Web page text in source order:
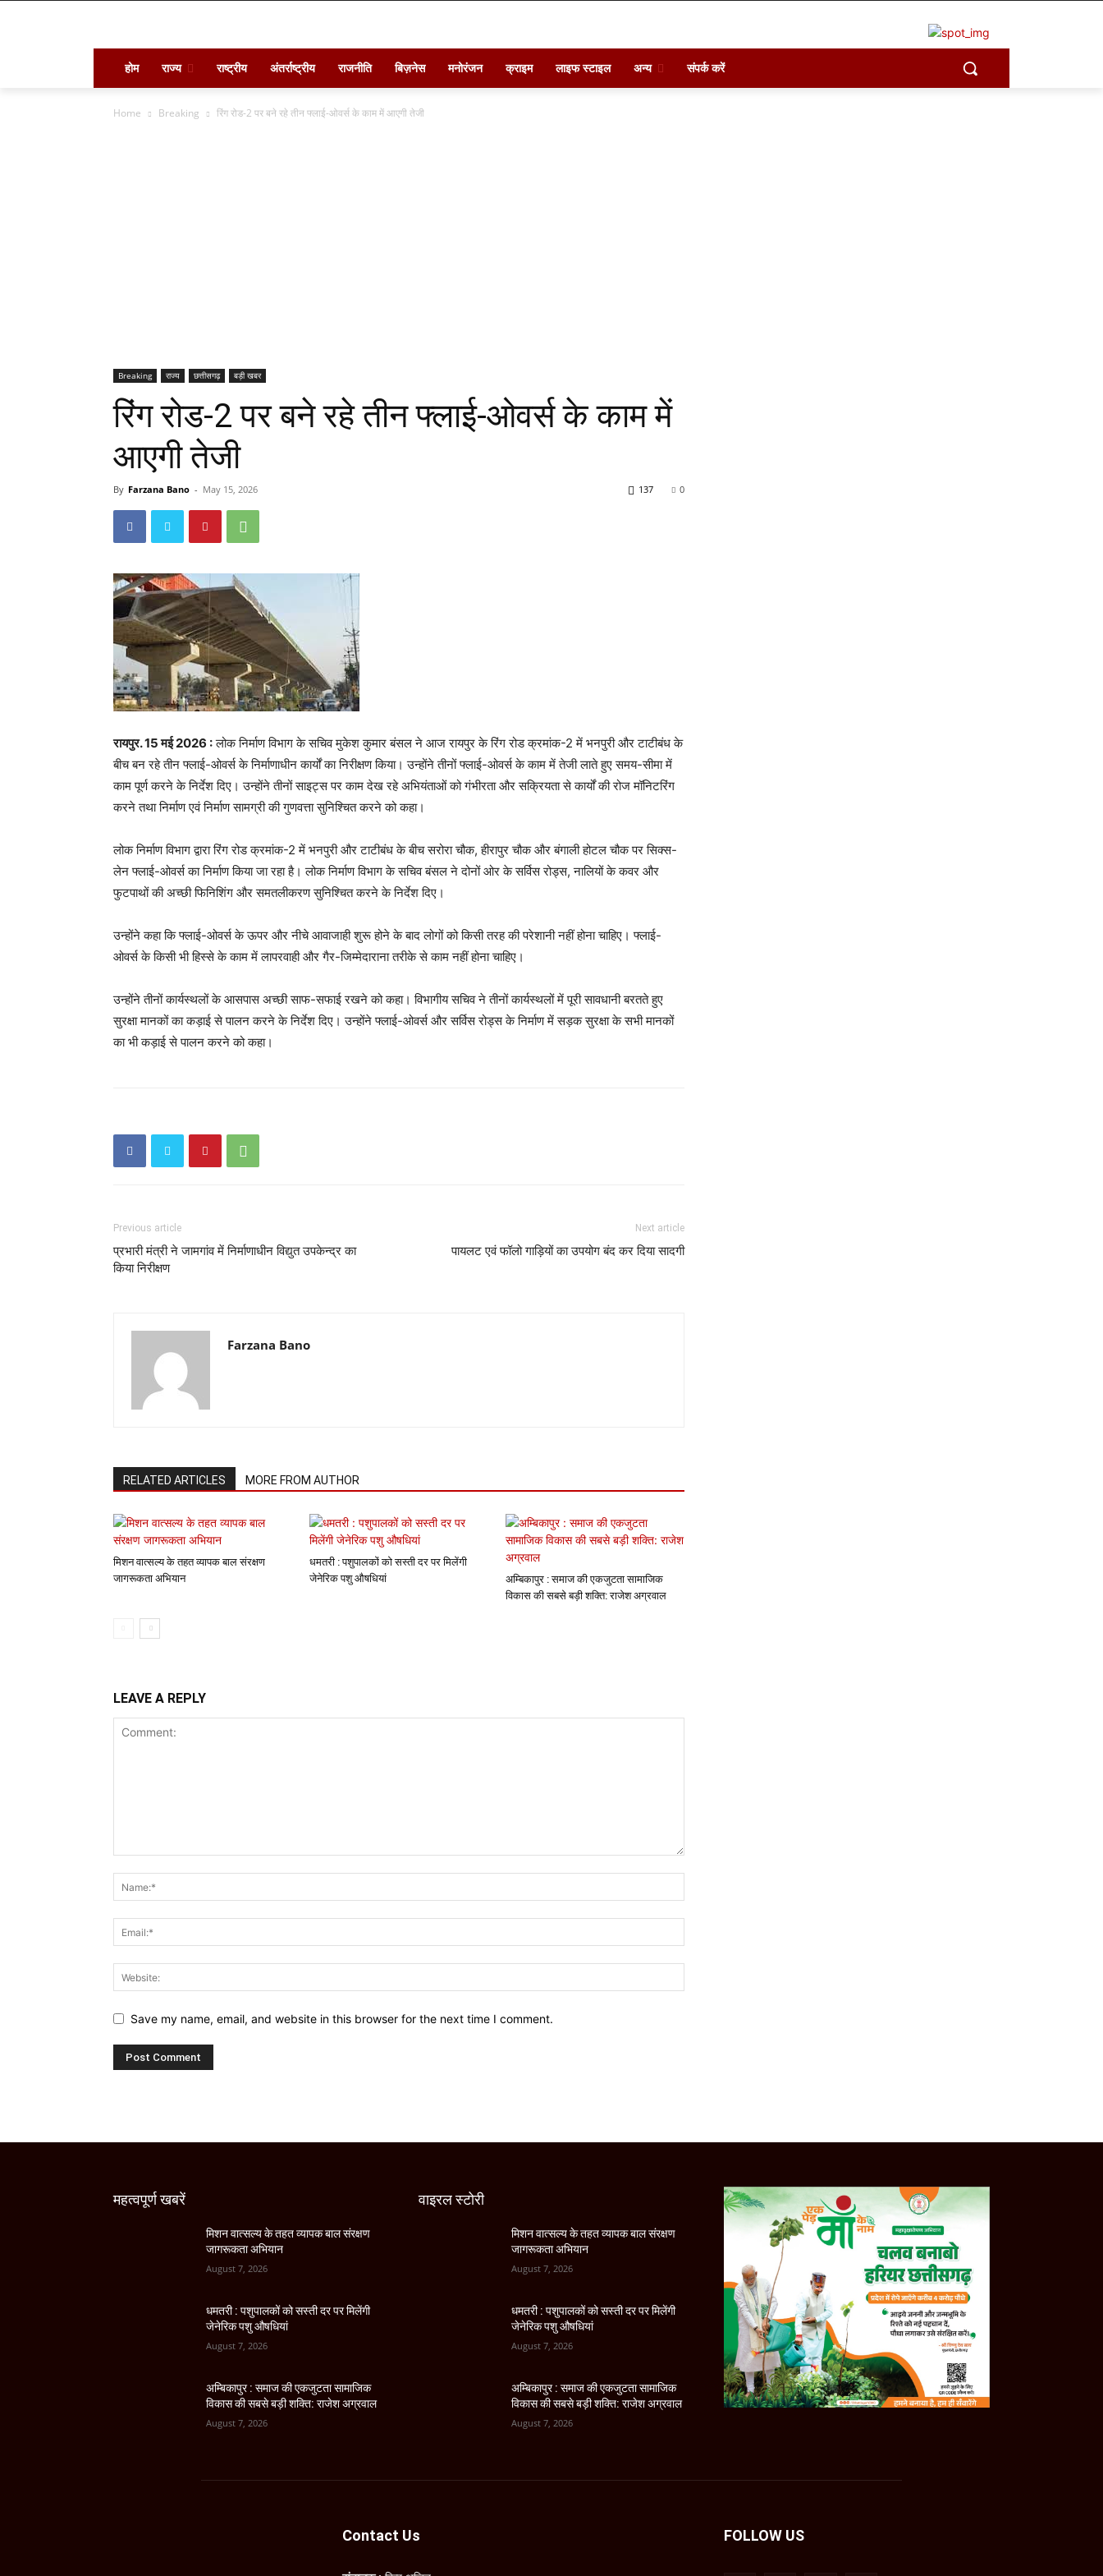
होम राज्य राष्ट्रीय अंतर्राष्ट्रीय राजनीति बिज़नेस मनोरंजन क्राइम लाइफ स्टाइल अन्य संपर्क करें
Home Breaking रिंग रोड-2 पर बने रहे तीन फ्लाई-ओवर्स के काम में आएगी तेजी
Breaking राज्य छत्तीसगढ़ बड़ी खबर
रिंग रोड-2 पर बने रहे तीन फ्लाई-ओवर्स के काम में
आएगी तेजी
By Farzana Bano - May 15, 2026 0
137
रायपुर. 15 मई 2026 :लोक निर्माण विभाग के सचिव मुकेश कुमार बंसल ने आज रायपुर के रिंग रोड क्रमांक-2 में भनपुरी और टाटीबंध के
बीच बन रहे तीन फ्लाई-ओवर्स के निर्माणाधीन कार्यों का निरीक्षण किया। उन्होंने तीनों फ्लाई-ओवर्स के काम में तेजी लाते हुए समय-सीमा में
काम पूर्ण करने के निर्देश दिए। उन्होंने तीनों साइट्स पर काम देख रहे अभियंताओं को गंभीरता और सक्रियता से कार्यों की रोज मॉनिटरिंग
करने तथा निर्माण एवं निर्माण सामग्री की गुणवत्ता सुनिश्चित करने को कहा।
लोक निर्माण विभाग द्वारा रिंग रोड क्रमांक-2 में भनपुरी और टाटीबंध के बीच सरोरा चौक, हीरापुर चौक और बंगाली होटल चौक पर सिक्स-
लेन फ्लाई-ओवर्स का निर्माण किया जा रहा है। लोक निर्माण विभाग के सचिव बंसल ने दोनों ओर के सर्विस रोड्स, नालियों के कवर और
फुटपाथों की अच्छी फिनिशिंग और समतलीकरण सुनिश्चित करने के निर्देश दिए।
उन्होंने कहा कि फ्लाई-ओवर्स के ऊपर और नीचे आवाजाही शुरू होने के बाद लोगों को किसी तरह की परेशानी नहीं होना चाहिए। फ्लाई-
ओवर्स के किसी भी हिस्से के काम में लापरवाही और गैर-जिम्मेदाराना तरीके से काम नहीं होना चाहिए।
उन्होंने तीनों कार्यस्थलों के आसपास अच्छी साफ-सफाई रखने को कहा। विभागीय सचिव ने तीनों कार्यस्थलों में पूरी सावधानी बरतते हुए
सुरक्षा मानकों का कड़ाई से पालन करने के निर्देश दिए। उन्होंने फ्लाई-ओवर्स और सर्विस रोड्स के निर्माण में सड़क सुरक्षा के सभी मानकों
का भी कड़ाई से पालन करने को कहा।
Previous article
प्रभारी मंत्री ने जामगांव में निर्माणाधीन विद्युत उपकेन्द्र का
किया निरीक्षण
Next article
पायलट एवं फॉलो गाड़ियों का उपयोग बंद कर दिया सादगी
Farzana Bano
RELATED ARTICLES MORE FROM AUTHOR
मिशन वात्सल्य के तहत व्यापक बाल संरक्षण
जागरूकता अभियान
धमतरी : पशुपालकों को सस्ती दर पर मिलेंगी
जेनेरिक पशु औषधियां
अम्बिकापुर : समाज की एकजुटता सामाजिक
विकास की सबसे बड़ी शक्ति: राजेश अग्रवाल
LEAVE A REPLY
Save my name, email, and website in this browser for the next time I comment.
महत्वपूर्ण खबरें
मिशन वात्सल्य के तहत व्यापक बाल संरक्षण
जागरूकता अभियान
August 7, 2026
धमतरी : पशुपालकों को सस्ती दर पर मिलेंगी
जेनेरिक पशु औषधियां
August 7, 2026
अम्बिकापुर : समाज की एकजुटता सामाजिक
विकास की सबसे बड़ी शक्ति: राजेश अग्रवाल
August 7, 2026
वाइरल स्टोरी
मिशन वात्सल्य के तहत व्यापक बाल संरक्षण
जागरूकता अभियान
August 7, 2026
धमतरी : पशुपालकों को सस्ती दर पर मिलेंगी
जेनेरिक पशु औषधियां
August 7, 2026
अम्बिकापुर : समाज की एकजुटता सामाजिक
विकास की सबसे बड़ी शक्ति: राजेश अग्रवाल
August 7, 2026
Contact Us FOLLOW US